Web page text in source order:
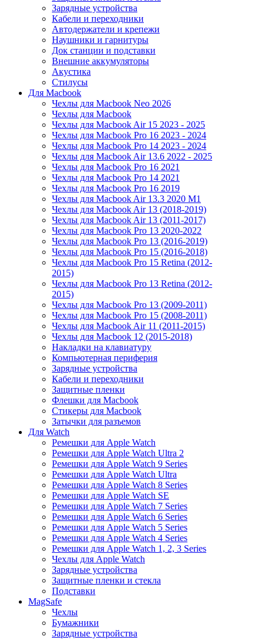
Зарядные устройства
Кабели и переходники
Автодержатели и крепежи
Наушники и гарнитуры
Док станции и подставки
Внешние аккумуляторы
Акустика
Стилусы
Для Macbook
Чехлы для Macbook Neo 2026
Чехлы для Macbook
Чехлы для Macbook Air 15 2023 - 2025
Чехлы для Macbook Pro 16 2023 - 2024
Чехлы для Macbook Pro 14 2023 - 2024
Чехлы для Macbook Air 13.6 2022 - 2025
Чехлы для Macbook Pro 16 2021
Чехлы для Macbook Pro 14 2021
Чехлы для Macbook Pro 16 2019
Чехлы для Macbook Air 13.3 2020 M1
Чехлы для Macbook Air 13 (2018-2019)
Чехлы для Macbook Air 13 (2011-2017)
Чехлы для Macbook Pro 13 2020-2022
Чехлы для Macbook Pro 13 (2016-2019)
Чехлы для Macbook Pro 15 (2016-2018)
Чехлы для Macbook Pro 15 Retina (2012-
2015)
Чехлы для Macbook Pro 13 Retina (2012-
2015)
Чехлы для Macbook Pro 13 (2009-2011)
Чехлы для Macbook Pro 15 (2008-2011)
Чехлы для Macbook Air 11 (2011-2015)
Чехлы для Macbook 12 (2015-2018)
Накладки на клавиатуру
Компьютерная периферия
Зарядные устройства
Кабели и переходники
Защитные пленки
Флешки для Macbook
Стикеры для Macbook
Затычки для разъемов
Для Watch
Ремешки для Apple Watch
Ремешки для Apple Watch Ultra 2
Ремешки для Apple Watch 9 Series
Ремешки для Apple Watch Ultra
Ремешки для Apple Watch 8 Series
Ремешки для Apple Watch SE
Ремешки для Apple Watch 7 Series
Ремешки для Apple Watch 6 Series
Ремешки для Apple Watch 5 Series
Ремешки для Apple Watch 4 Series
Ремешки для Apple Watch 1, 2, 3 Series
Чехлы для Apple Watch
Зарядные устройства
Защитные пленки и стекла
Подставки
MagSafe
Чехлы
Бумажники
Зарядные устройства